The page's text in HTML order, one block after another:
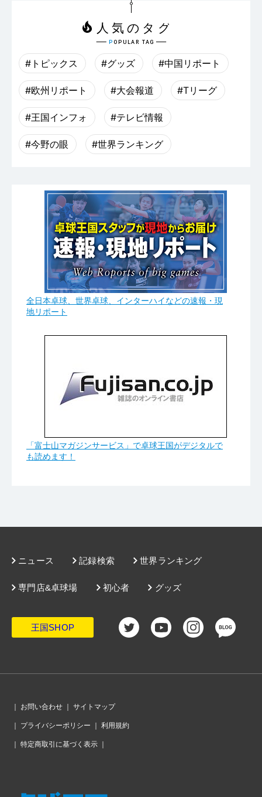
#トピックス #グッズ #中国リポート
#欧州リポート #大会報道 #Tリーグ
#王国インフォ #テレビ情報
#今野の眼 #世界ランキング
全日本卓球、世界卓球、インターハイなどの速報・現
地リポート
「富士山マガジンサービス」で卓球王国がデジタルで
も読めます！
ニュース 記録検索 世界ランキング
グッズ
専門店&卓球場 初心者
王国SHOP
｜ お問い合わせ ｜ サイトマップ
｜ プライバシーポリシー ｜ 利用規約
｜ 特定商取引に基づく表示 ｜